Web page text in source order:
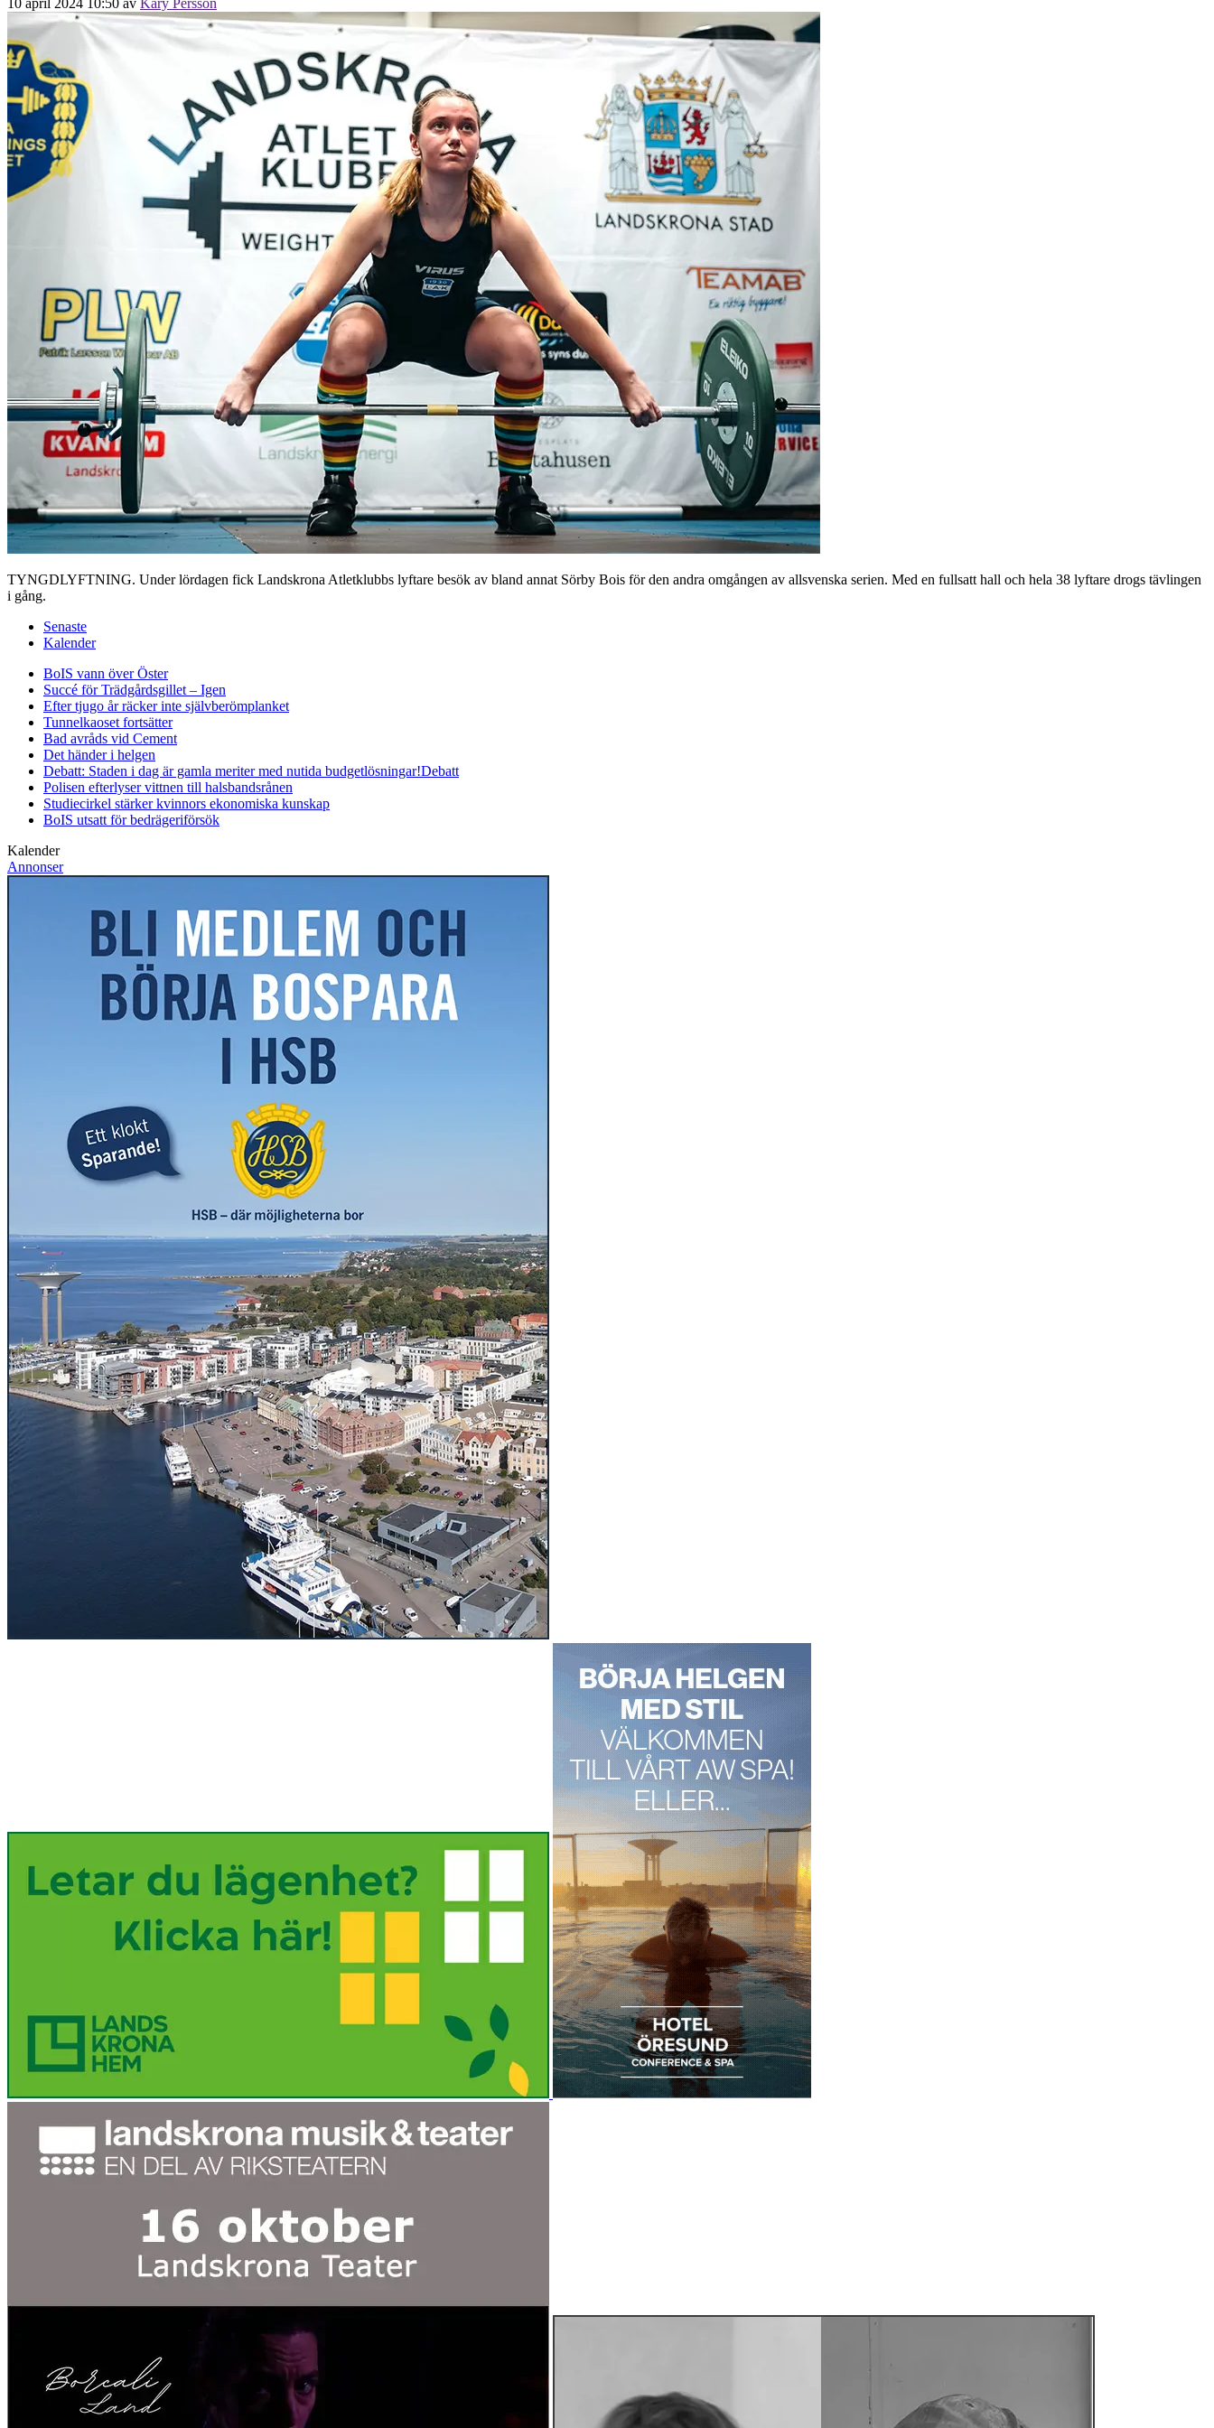
TYNGDLYFTNING. Under lördagen fick Landskrona Atletklubbs lyftare besök av bland annat Sörby Bois för den andra omgången av allsvenska serien. Med en fullsatt hall och hela 38 lyftare drogs tävlingen
i gång.
Senaste
Kalender
BoIS vann över Öster
Succé för Trädgårdsgillet – Igen
Efter tjugo år räcker inte självberömplanket
Tunnelkaoset fortsätter
Bad avråds vid Cement
Det händer i helgen
Debatt: Staden i dag är gamla meriter med nutida budgetlösningar!Debatt
Polisen efterlyser vittnen till halsbandsrånen
Studiecirkel stärker kvinnors ekonomiska kunskap
BoIS utsatt för bedrägeriförsök
Kalender
Annonser